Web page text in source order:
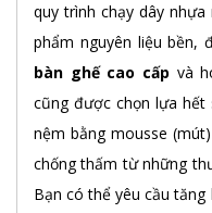
quy trình chạy dây
phẩm nguyên liệu bền,
bàn ghế cao cấp và
cũng được chọn lựa
nệm bằng mousse
chống thấm từ những
Bạn có thể yêu cầu